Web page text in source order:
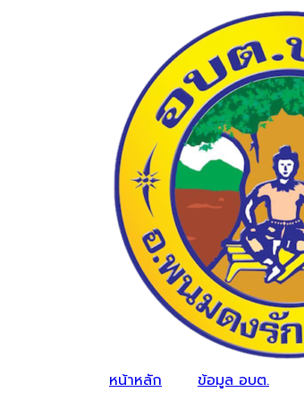
หน้าหลัก ข้อมูล อบต.